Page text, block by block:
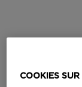
COOKIES